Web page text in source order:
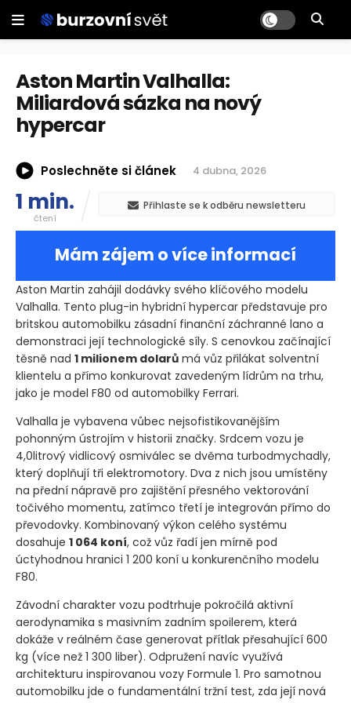
Aston Martin Valhalla:
Miliardová sázka na nový
hypercar
Poslechněte si článek 4 dubna, 2026
1 min.
čtení
Přihlaste se k odběru newsletteru
Mám zájem o více informací
Aston Martin zahájil dodávky svého klíčového modelu
Valhalla. Tento plug-in hybridní hypercar představuje pro
britskou automobilku zásadní finanční záchranné lano a
demonstraci její technologické síly. S cenovkou začínající
těsně nad 1 milionem dolarů má vůz přilákat solventní
klientelu a přímo konkurovat zavedeným lídrům na trhu,
jako je model F80 od automobilky Ferrari.
Valhalla je vybavena vůbec nejsofistikovanějším
pohonným ústrojím v historii značky. Srdcem vozu je
4,0litrový vidlicový osmiválec se dvěma turbodmychadly,
který doplňují tři elektromotory. Dva z nich jsou umístěny
na přední nápravě pro zajištění přesného vektorování
točivého momentu, zatímco třetí je integrován přímo do
převodovky. Kombinovaný výkon celého systému
dosahuje 1 064 koní, což vůz řadí jen mírně pod
úctyhodnou hranici 1 200 koní u konkurenčního modelu
F80.
Závodní charakter vozu podtrhuje pokročilá aktivní
aerodynamika s masivním zadním spoilerem, která
dokáže v reálném čase generovat přítlak přesahující 600
kg (více než 1 300 liber). Odpružení navíc využívá
architekturu inspirovanou vozy Formule 1. Pro samotnou
automobilku jde o fundamentální tržní test, zda její nová